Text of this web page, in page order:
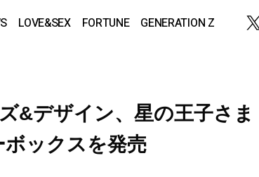
LOVE&SEX FORTUNE GENERATION Z
&デザイン、星の王子さま
ックスを発売